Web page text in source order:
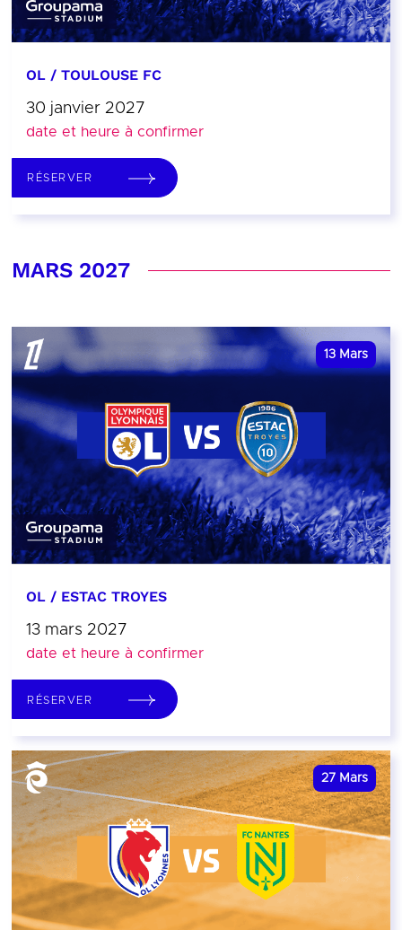
OL / TOULOUSE FC
30 janvier 2027
date et heure à confirmer
RÉSERVER
MARS 2027
13 Mars
OL / ESTAC TROYES
13 mars 2027
date et heure à confirmer
RÉSERVER
27 Mars